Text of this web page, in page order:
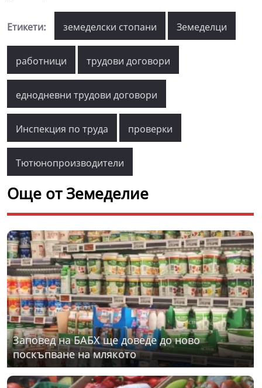
Етикети: земеделски стопани Земеделци
работници трудови договори
еднодневни трудови договори
Инспекция по труда проверки
Тютюнопроизводители
Още от Земеделие
Заповед на БАБХ ще доведе до ново
поскъпване на млякото